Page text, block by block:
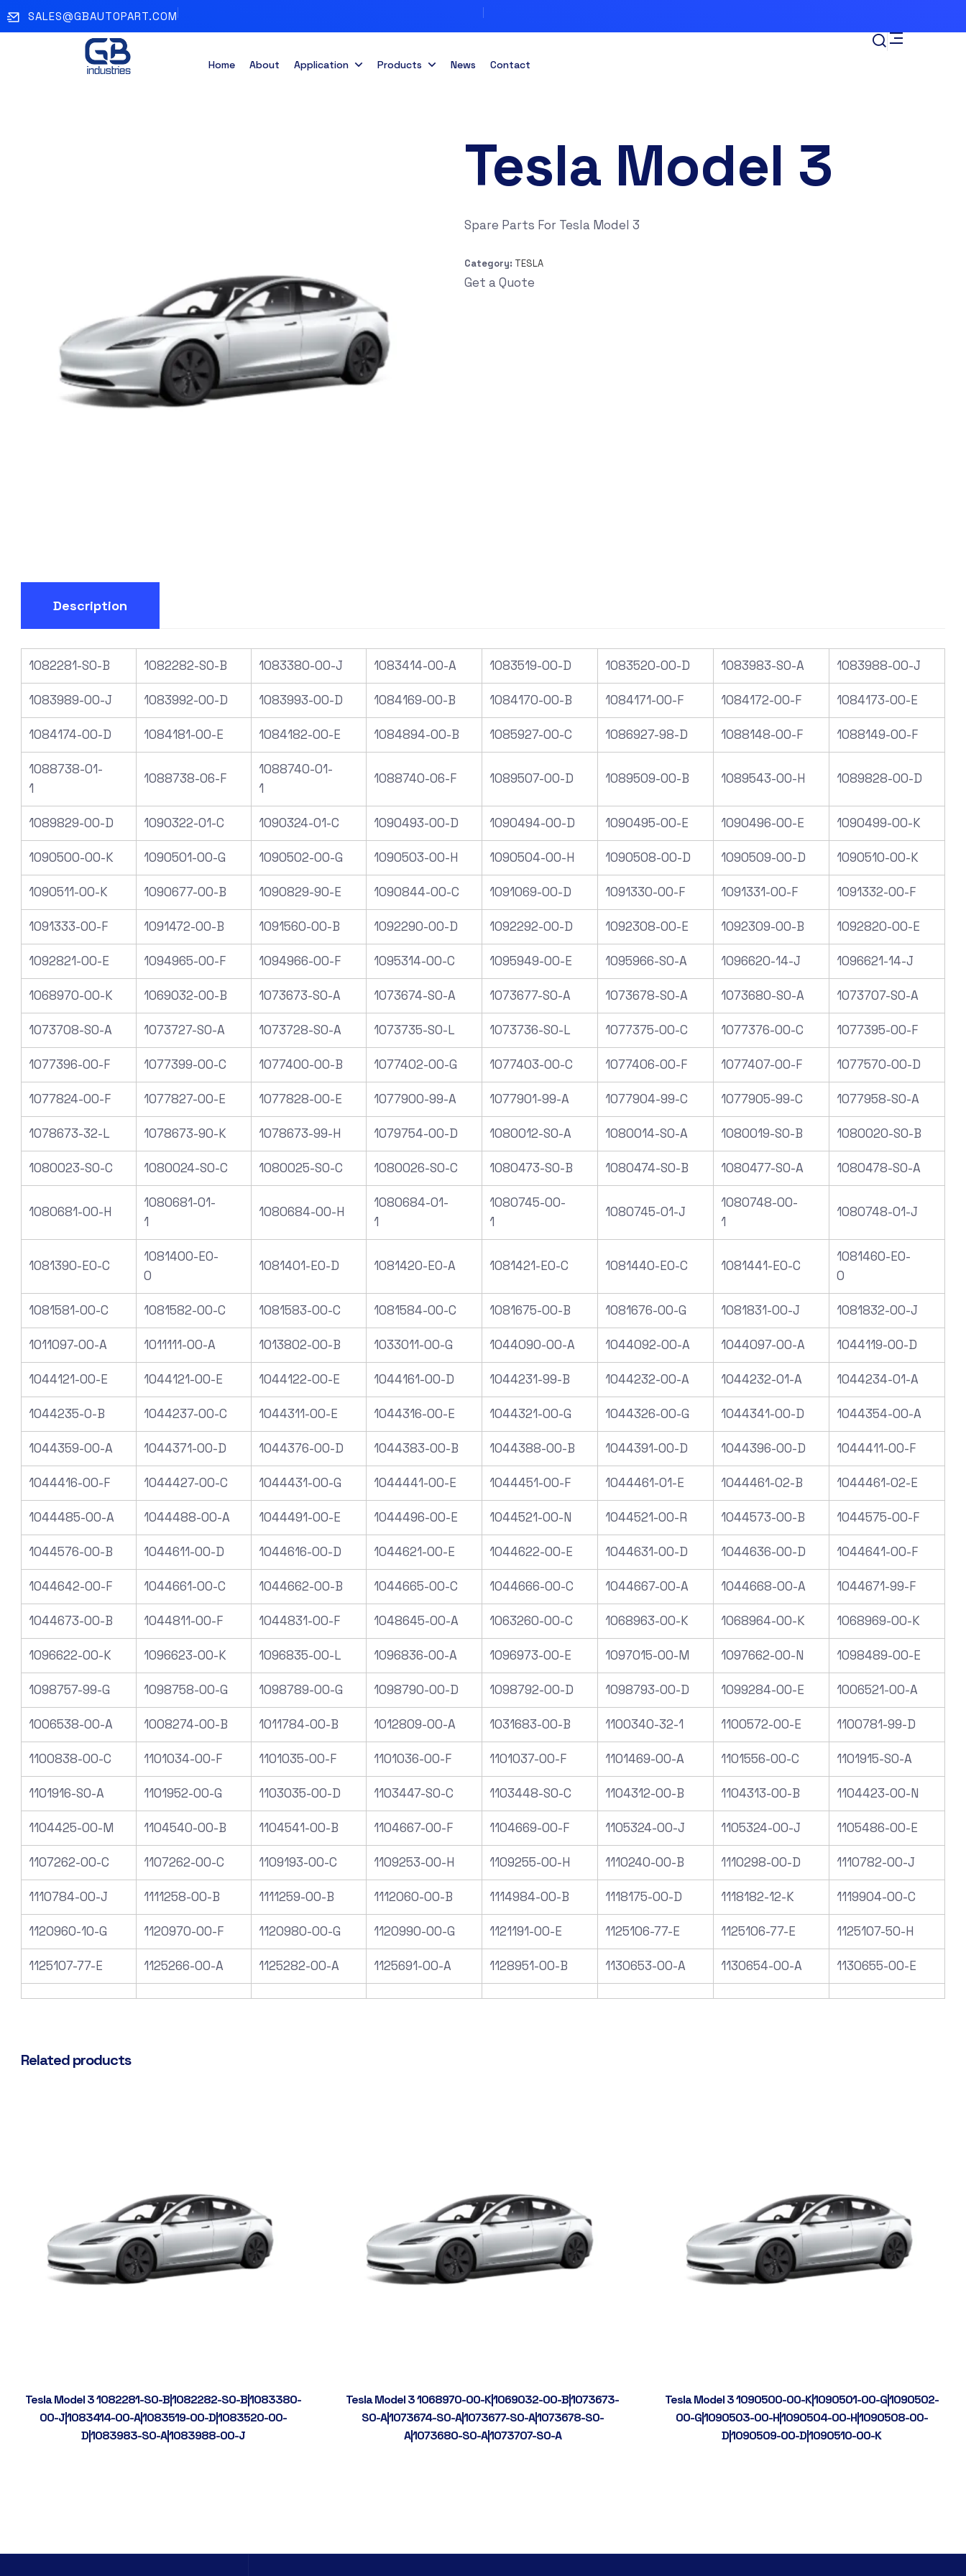
SALES@GBAUTOPART.COM
Home About Application Products News Contact
Tesla Model 3
Spare Parts For Tesla Model 3
Category: TESLA
Get a Quote
Description
1082281-S0-B 1082282-S0-B 1083380-00-J 1083414-00-A 1083519-00-D 1083520-00-D 1083983-SO-A 1083988-00-J
1083989-00-J 1083992-00-D 1083993-00-D 1084169-00-B 1084170-00-B 1084171-00-F 1084172-00-F 1084173-00-E
1084174-00-D 1084181-00-E 1084182-00-E 1084894-00-B 1085927-00-C 1086927-98-D 1088148-00-F 1088149-00-F
1088738-01-
1
1088738-06-F
1088740-01-
1
1088740-06-F 1089507-00-D 1089509-00-B 1089543-00-H 1089828-00-D
1089829-00-D 1090322-01-C 1090324-01-C 1090493-00-D 1090494-00-D 1090495-00-E 1090496-00-E 1090499-00-K
1090500-00-K 1090501-00-G 1090502-00-G 1090503-00-H 1090504-00-H 1090508-00-D 1090509-00-D 1090510-00-K
1090511-00-K 1090677-00-B 1090829-90-E 1090844-00-C 1091069-00-D 1091330-00-F 1091331-00-F 1091332-00-F
1091333-00-F 1091472-00-B 1091560-00-B 1092290-00-D 1092292-00-D 1092308-00-E 1092309-00-B 1092820-00-E
1092821-00-E 1094965-00-F 1094966-00-F 1095314-00-C 1095949-00-E 1095966-S0-A 1096620-14-J 1096621-14-J
1068970-00-K 1069032-00-B 1073673-S0-A 1073674-S0-A 1073677-S0-A 1073678-S0-A 1073680-S0-A 1073707-S0-A
1073708-S0-A 1073727-S0-A 1073728-S0-A 1073735-S0-L 1073736-S0-L 1077375-00-C 1077376-00-C 1077395-00-F
1077396-00-F 1077399-00-C 1077400-00-B 1077402-00-G 1077403-00-C 1077406-00-F 1077407-00-F 1077570-00-D
1077824-00-F 1077827-00-E 1077828-00-E 1077900-99-A 1077901-99-A 1077904-99-C 1077905-99-C 1077958-SO-A
1078673-32-L 1078673-90-K 1078673-99-H 1079754-00-D 1080012-SO-A 1080014-S0-A 1080019-SO-B 1080020-S0-B
1080023-S0-C 1080024-S0-C 1080025-S0-C 1080026-S0-C 1080473-S0-B 1080474-S0-B 1080477-S0-A 1080478-S0-A
1080681-00-H
1080681-01-
1
1080684-00-H
1080684-01-
1
1080745-00-
1
1080745-01-J
1080748-00-
1
1080748-01-J
1081390-E0-C
1081400-E0-
0
1081401-E0-D 1081420-E0-A 1081421-E0-C 1081440-E0-C 1081441-E0-C
1081460-E0-
0
1081581-00-C 1081582-00-C 1081583-00-C 1081584-00-C 1081675-00-B 1081676-00-G 1081831-00-J 1081832-00-J
1011097-00-A 1011111-00-A 1013802-00-B 1033011-00-G 1044090-00-A 1044092-00-A 1044097-00-A 1044119-00-D
1044121-00-E 1044121-00-E 1044122-00-E 1044161-00-D 1044231-99-B 1044232-00-A 1044232-01-A 1044234-01-A
1044235-0-B 1044237-00-C 1044311-00-E 1044316-00-E 1044321-00-G 1044326-00-G 1044341-00-D 1044354-00-A
1044359-00-A 1044371-00-D 1044376-00-D 1044383-00-B 1044388-00-B 1044391-00-D 1044396-00-D 1044411-00-F
1044416-00-F 1044427-00-C 1044431-00-G 1044441-00-E 1044451-00-F 1044461-01-E 1044461-02-B 1044461-02-E
1044485-00-A 1044488-00-A 1044491-00-E 1044496-00-E 1044521-00-N 1044521-00-R 1044573-00-B 1044575-00-F
1044576-00-B 1044611-00-D 1044616-00-D 1044621-00-E 1044622-00-E 1044631-00-D 1044636-00-D 1044641-00-F
1044642-00-F 1044661-00-C 1044662-00-B 1044665-00-C 1044666-00-C 1044667-00-A 1044668-00-A 1044671-99-F
1044673-00-B 1044811-00-F 1044831-00-F 1048645-00-A 1063260-00-C 1068963-00-K 1068964-00-K 1068969-00-K
1096622-00-K 1096623-00-K 1096835-00-L 1096836-00-A 1096973-00-E 1097015-00-M 1097662-00-N 1098489-00-E
1098757-99-G 1098758-00-G 1098789-00-G 1098790-00-D 1098792-00-D 1098793-00-D 1099284-00-E 1006521-00-A
1006538-00-A 1008274-00-B 1011784-00-B 1012809-00-A 1031683-00-B 1100340-32-1 1100572-00-E 1100781-99-D
1100838-00-C 1101034-00-F 1101035-00-F 1101036-00-F 1101037-00-F 1101469-00-A 1101556-00-C 1101915-S0-A
1101916-S0-A 1101952-00-G 1103035-00-D 1103447-S0-C 1103448-S0-C 1104312-00-B 1104313-00-B 1104423-00-N
1104425-00-M 1104540-00-B 1104541-00-B 1104667-00-F 1104669-00-F 1105324-00-J 1105324-00-J 1105486-00-E
1107262-00-C 1107262-00-C 1109193-00-C 1109253-00-H 1109255-00-H 1110240-00-B 1110298-00-D 1110782-00-J
1110784-00-J 1111258-00-B 1111259-00-B 1112060-00-B 1114984-00-B 1118175-00-D 1118182-12-K 1119904-00-C
1120960-10-G 1120970-00-F 1120980-00-G 1120990-00-G 1121191-00-E 1125106-77-E 1125106-77-E 1125107-50-H
1125107-77-E 1125266-00-A 1125282-00-A 1125691-00-A 1128951-00-B 1130653-00-A 1130654-00-A 1130655-00-E
Related products
Tesla Model 3 1082281-S0-B|1082282-S0-B|1083380-
00-J|1083414-00-A|1083519-00-D|1083520-00-
D|1083983-SO-A|1083988-00-J
Tesla Model 3 1068970-00-K|1069032-00-B|1073673-
S0-A|1073674-S0-A|1073677-S0-A|1073678-S0-
A|1073680-S0-A|1073707-S0-A
Tesla Model 3 1090500-00-K|1090501-00-G|1090502-
00-G|1090503-00-H|1090504-00-H|1090508-00-
D|1090509-00-D|1090510-00-K